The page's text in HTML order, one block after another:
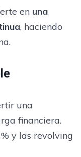
en una
, haciendo
una
financiera.
y las revolving